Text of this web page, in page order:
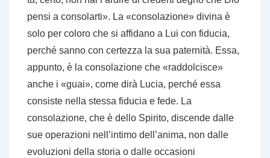
pensi a consolarti». La «consolazione» divina è
solo per coloro che si affidano a Lui con fiducia,
perché sanno con certezza la sua paternità. Essa,
appunto, è la consolazione che «raddolcisce»
anche i «guai», come dirà Lucia, perché essa
consiste nella stessa fiducia e fede. La
consolazione, che è dello Spirito, discende dalle
sue operazioni nell’intimo dell’anima, non dalle
evoluzioni della storia o dalle occasioni